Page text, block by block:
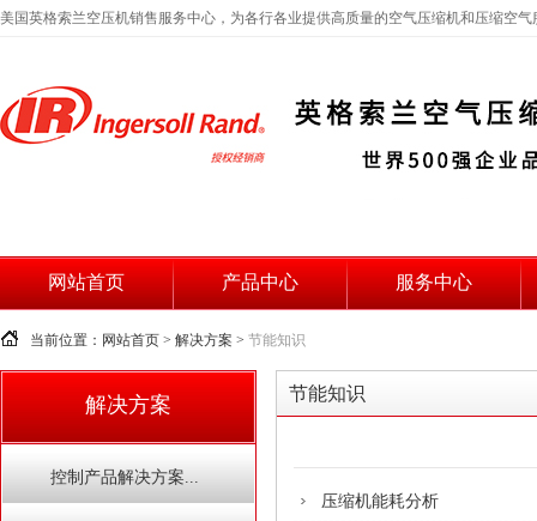
美国英格索兰空压机销售服务中心，为各行各业提供高质量的空气压缩机和压缩空气
网站首页 产品中心 服务中心
当前位置： 网站首页 > 解决方案 > 节能知识
解决方案
控制产品解决方案...
节能知识
压缩机能耗分析